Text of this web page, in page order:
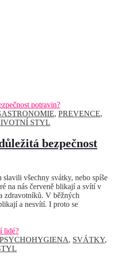
, PREVENCE,
STYL
bezpečnost
všechny svátky, nebo spíše
na nás červeně blikají a svítí v
zdravotníků. V běžných
a nesvítí. I proto se
PSYCHOHYGIENA, SVÁTKY,